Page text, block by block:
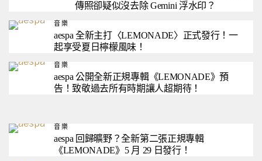
傳照卻疑似沒去除 Gemini 浮水印？
音樂
aespa 全新主打〈LEMONADE〉正式發行！一
起享受夏日檸檬風味！
音樂
aespa 公開全新正規專輯《LEMONADE》預
告！致敬過去所有時期讓人超期待！
音樂
aespa 回歸曠野？全新第二張正規專輯
《LEMONADE》5 月 29 日發行！